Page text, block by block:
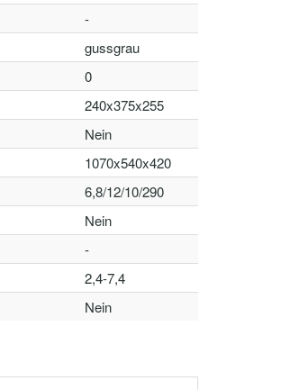
-
gussgrau
0
240x375x255
Nein
1070x540x420
6,8/12/10/290
Nein
-
2,4-7,4
Nein